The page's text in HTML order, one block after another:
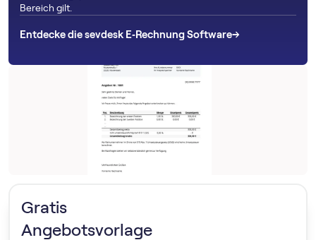
Bereich gilt.
Entdecke die sevdesk E‑Rechnung Software→
→
Gratis
Angebotsvorlage